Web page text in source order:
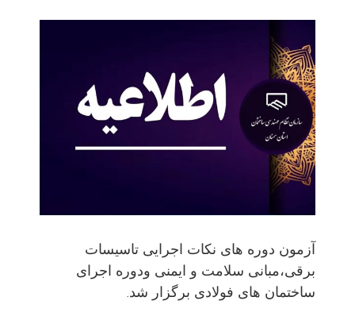
Larger
Image
آزمون دوره های نکات اجرایی تاسیسات
برقی،مبانی سلامت و ایمنی ودوره اجرای
ساختمان های فولادی برگزار شد.